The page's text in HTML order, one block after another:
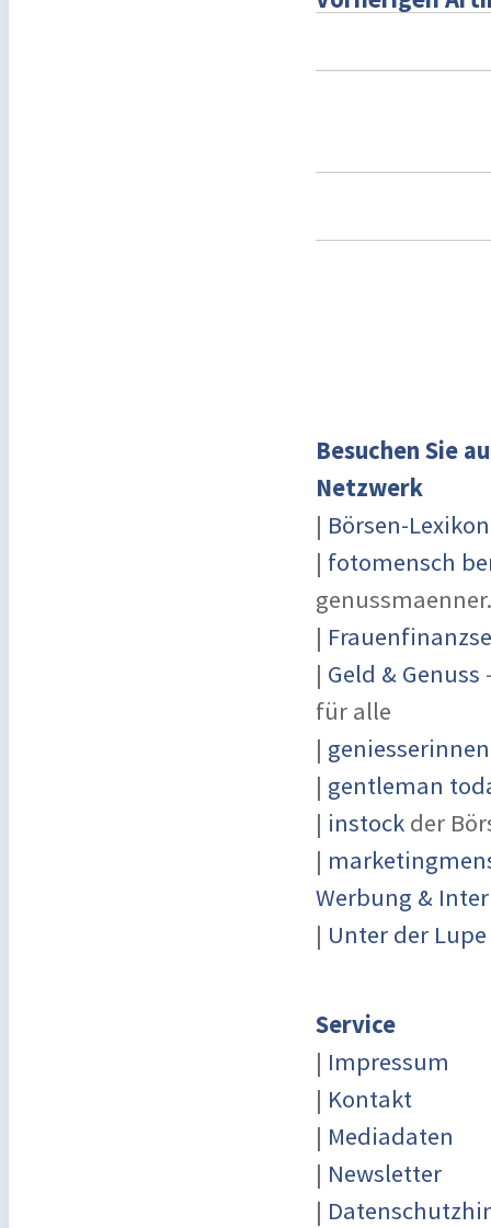
Besuchen Sie
Netzwerk
| Börsen-Lexikon
| fotomensch
|
| Geld & Genuss
für alle
|
| gentleman
| instock der
|
Werbung &
| Unter der Lupe
Service
| Impressum
| Kontakt
| Mediadaten
| Newsletter
|